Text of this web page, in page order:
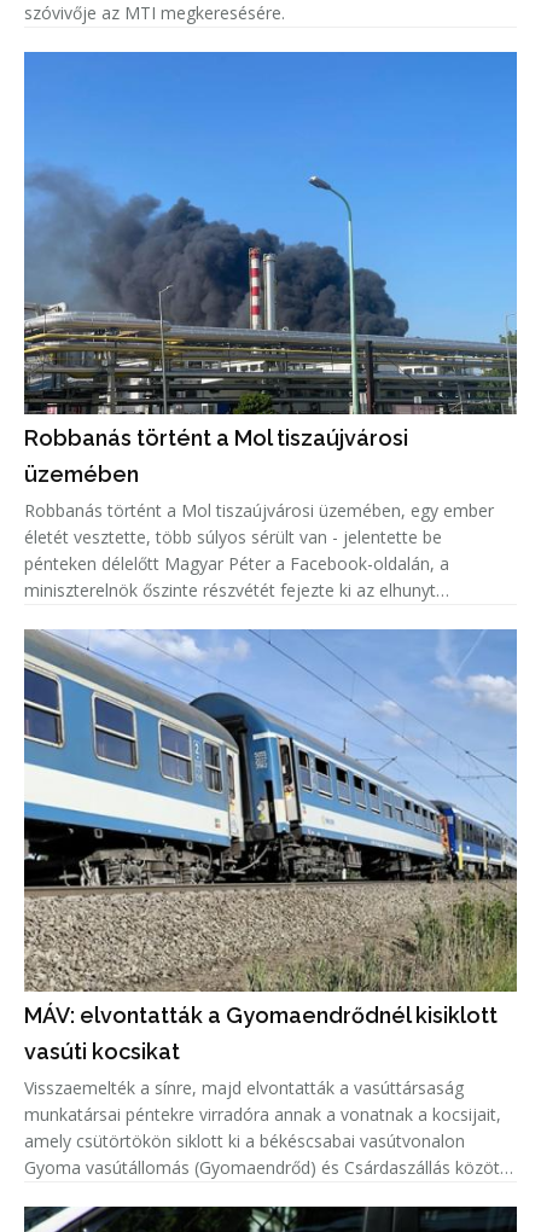
szóvivője az MTI megkeresésére.
Robbanás történt a Mol tiszaújvárosi
üzemében
Robbanás történt a Mol tiszaújvárosi üzemében, egy ember
életét vesztette, több súlyos sérült van - jelentette be
pénteken délelőtt Magyar Péter a Facebook-oldalán, a
miniszterelnök őszinte részvétét fejezte ki az elhunyt
MÁV: elvontatták a Gyomaendrődnél kisiklott
vasúti kocsikat
Visszaemelték a sínre, majd elvontatták a vasúttársaság
munkatársai péntekre virradóra annak a vonatnak a kocsijait,
amely csütörtökön siklott ki a békéscsabai vasútvonalon
Gyoma vasútállomás (Gyomaendrőd) és Csárdaszállás között -
t.